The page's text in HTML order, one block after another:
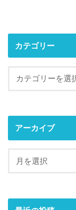
カテゴリー
アーカイブ